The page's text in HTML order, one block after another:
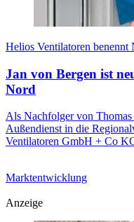
Helios Ventilatoren
Jan von Bergen ist
Nord
Als Nachfolger von
Außendienst in die
Ventilatoren GmbH + Co
Marktentwicklung
Anzeige